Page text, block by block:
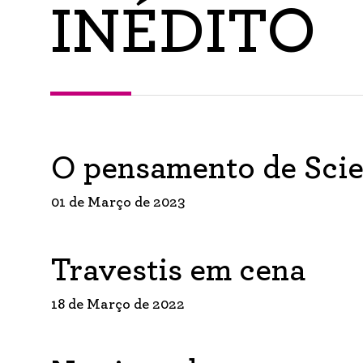
INÉDITO
O pensamento de
01 de Março de 2023
Travestis em cena
18 de Março de 2022